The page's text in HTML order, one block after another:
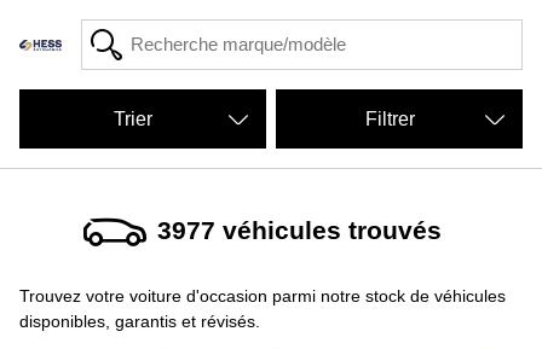
3977 véhicules trouvés
Trouvez votre voiture d'occasion parmi notre stock de véhicules
disponibles, garantis et révisés.
Filtrer